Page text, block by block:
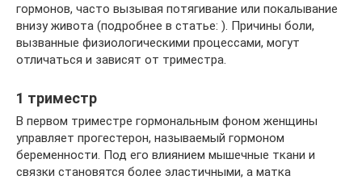
гормонов, часто вызывая потягивание или покалывание
внизу живота (подробнее в статье: ). Причины боли,
вызванные физиологическими процессами, могут
отличаться и зависят от триместра.
1 триместр
В первом триместре гормональным фоном женщины
управляет прогестерон, называемый гормоном
беременности. Под его влиянием мышечные ткани и
связки становятся более эластичными, а матка